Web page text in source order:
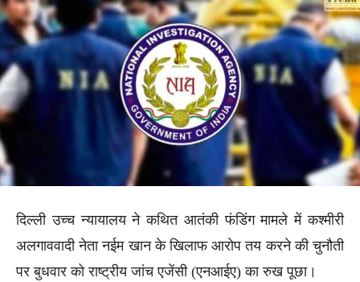
दिल्ली उच्च न्यायालय ने कथित आतंकी फंडिंग मामले में कश्मीरी
अलगाववादी नेता नईम खान के खिलाफ आरोप तय करने की चुनौती
पर बुधवार को राष्ट्रीय जांच एजेंसी (एनआईए) का रुख पूछा।